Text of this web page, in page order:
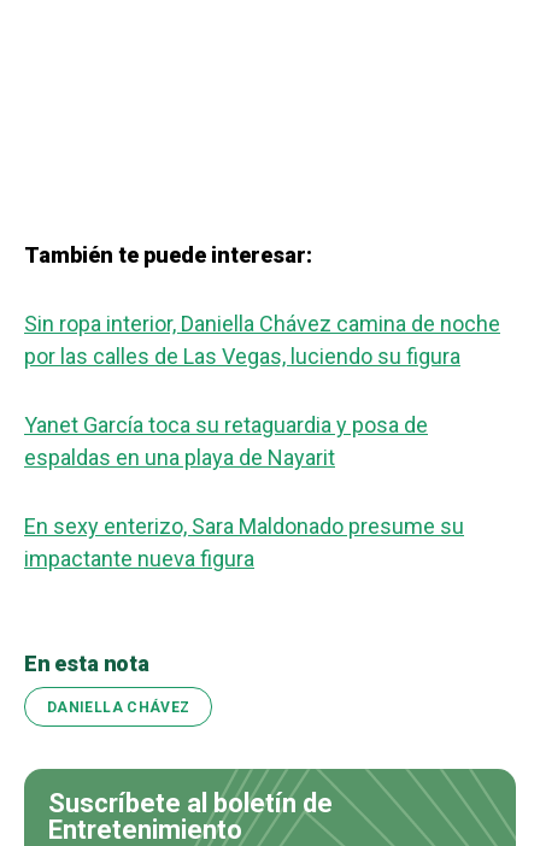
También te puede interesar:
Sin ropa interior, Daniella Chávez camina de noche
por las calles de Las Vegas, luciendo su figura
Yanet García toca su retaguardia y posa de
espaldas en una playa de Nayarit
En sexy enterizo, Sara Maldonado presume su
impactante nueva figura
En esta nota
DANIELLA CHÁVEZ
Suscríbete al boletín de
Entretenimiento